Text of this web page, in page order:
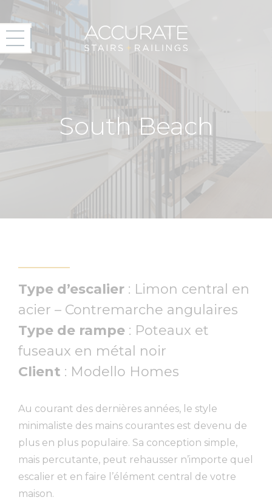
South Beach
Type d’escalier : Limon central en
acier – Contremarche angulaires
Type de rampe : Poteaux et
fuseaux en métal noir
Client : Modello Homes
Au courant des dernières années, le style
minimaliste des mains courantes est devenu de
plus en plus populaire. Sa conception simple,
mais percutante, peut rehausser n’importe quel
escalier et en faire l’élément central de votre
maison.